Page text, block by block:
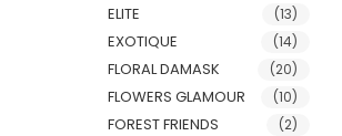
ELITE (13)
EXOTIQUE (14)
FLORAL DAMASK (20)
FLOWERS GLAMOUR (10)
FOREST FRIENDS (2)